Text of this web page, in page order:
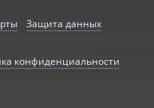
Защита данных
конфиденциальности